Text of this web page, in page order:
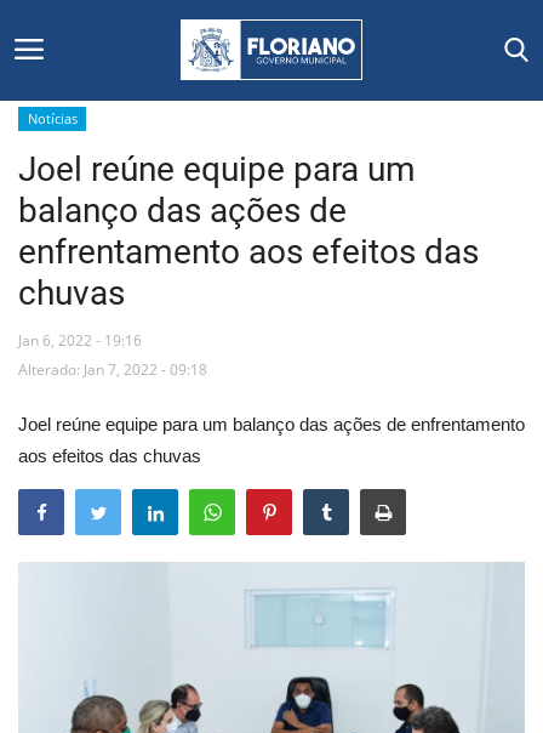
Início
Editais
Floriano
Secretarias e Órgãos
Mural de Licitações
Vídeos
Notícias
Joel reúne equipe para um
balanço das ações de
enfrentamento aos efeitos das
chuvas
Jan 6, 2022 - 19:16
Alterado: Jan 7, 2022 - 09:18
Joel reúne equipe para um balanço das ações de enfrentamento
aos efeitos das chuvas